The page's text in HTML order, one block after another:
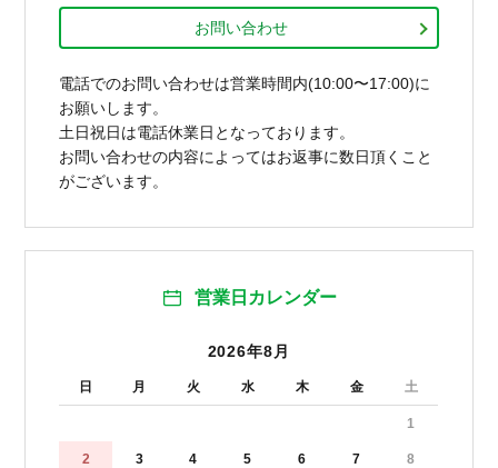
お問い合わせ
電話でのお問い合わせは営業時間内(10:00〜17:00)に
お願いします。
土日祝日は電話休業日となっております。
お問い合わせの内容によってはお返事に数日頂くこと
がございます。
営業日カレンダー
2026年8月
日 月 火 水 木 金 土
1
2 3 4 5 6 7 8